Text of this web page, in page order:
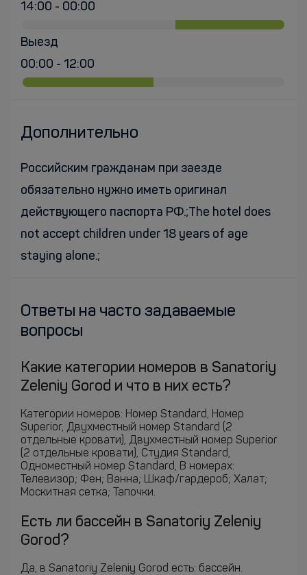
14:00 - 00:00
Выезд
00:00 - 12:00
Дополнительно
Российским гражданам при заезде
обязательно нужно иметь оригинал
действующего паспорта РФ.;The hotel does
not accept children under 18 years of age
staying alone.;
Ответы на часто задаваемые
вопросы
Какие категории номеров в Sanatoriy
Zeleniy Gorod и что в них есть?
Категории номеров: Номер Standard, Номер
Superior, Двухместный номер Standard (2
отдельные кровати), Двухместный номер Superior
(2 отдельные кровати), Студия Standard,
Одноместный номер Standard, В номерах:
Телевизор; Фен; Ванна; Шкаф/гардероб; Халат;
Москитная сетка; Тапочки.
Есть ли бассейн в Sanatoriy Zeleniy
Gorod?
Да, в Sanatoriy Zeleniy Gorod есть: бассейн.